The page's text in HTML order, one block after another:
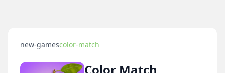
new-gamescolor-match